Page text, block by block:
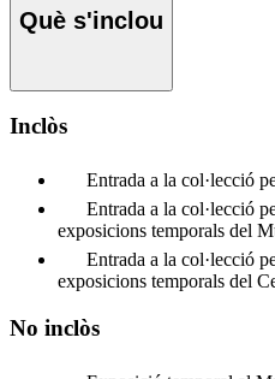
Què s'inclou
Inclòs
Entrada a la col·lecció
Entrada a la col·lecció
exposicions temporals del
Entrada a la col·lecció
exposicions temporals del
No inclòs